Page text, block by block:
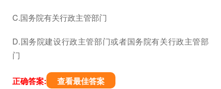
C.国务院有关行政主管部门
D.国务院建设行政主管部门或者国务院有关行政主管部
门
正确答案: 查看最佳答案